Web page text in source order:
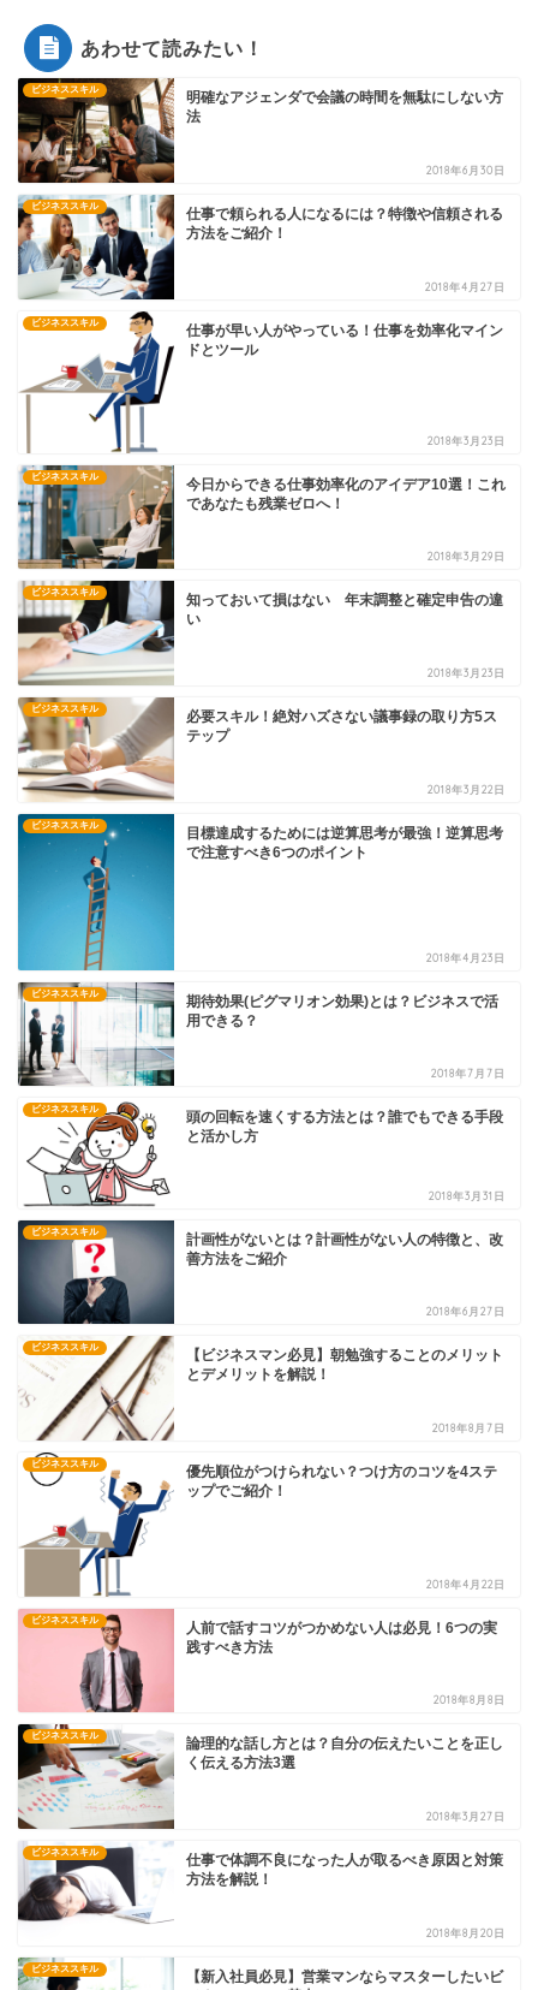
あわせて読みたい！
ビジネススキル
明確なアジェンダで会議の時間を無駄にしない方
法
2018年6月30日
ビジネススキル
仕事で頼られる人になるには？特徴や信頼される
方法をご紹介！
2018年4月27日
ビジネススキル
仕事が早い人がやっている！仕事を効率化マイン
ドとツール
2018年3月23日
ビジネススキル
今日からできる仕事効率化のアイデア10選！これ
であなたも残業ゼロへ！
2018年3月29日
ビジネススキル
知っておいて損はない 年末調整と確定申告の違
い
2018年3月23日
ビジネススキル
必要スキル！絶対ハズさない議事録の取り方5ス
テップ
2018年3月22日
ビジネススキル
目標達成するためには逆算思考が最強！逆算思考
で注意すべき6つのポイント
2018年4月23日
ビジネススキル
期待効果(ピグマリオン効果)とは？ビジネスで活
用できる？
2018年7月7日
ビジネススキル
頭の回転を速くする方法とは？誰でもできる手段
と活かし方
2018年3月31日
ビジネススキル
計画性がないとは？計画性がない人の特徴と、改
善方法をご紹介
2018年6月27日
ビジネススキル
【ビジネスマン必見】朝勉強することのメリット
とデメリットを解説！
2018年8月7日
ビジネススキル
優先順位がつけられない？つけ方のコツを4ステ
ップでご紹介！
2018年4月22日
ビジネススキル
人前で話すコツがつかめない人は必見！6つの実
践すべき方法
2018年8月8日
ビジネススキル
論理的な話し方とは？自分の伝えたいことを正し
く伝える方法3選
2018年3月27日
ビジネススキル
仕事で体調不良になった人が取るべき原因と対策
方法を解説！
2018年8月20日
ビジネススキル
【新入社員必見】営業マンならマスターしたいビ